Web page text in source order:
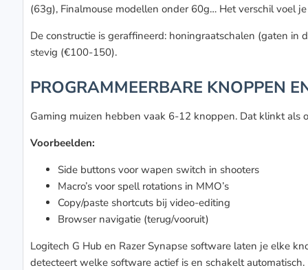
(63g), Finalmouse modellen onder 60g… Het verschil voel
De constructie is geraffineerd: honingraatschalen (gaten
stevig (€100-150).
PROGRAMMEERBARE KNOPPEN
Gaming muizen hebben vaak 6-12 knoppen. Dat klinkt als
Voorbeelden:
Side buttons voor wapen switch in shooters
Macro’s voor spell rotations in MMO’s
Copy/paste shortcuts bij video-editing
Browser navigatie (terug/vooruit)
Logitech G Hub en Razer Synapse software laten je elke
detecteert welke software actief is en schakelt automatisch.